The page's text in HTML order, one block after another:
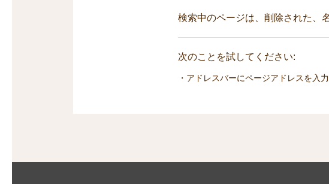
検索中のページは、削除された、
次のことを試してください:
・アドレスバーにページアドレスを入